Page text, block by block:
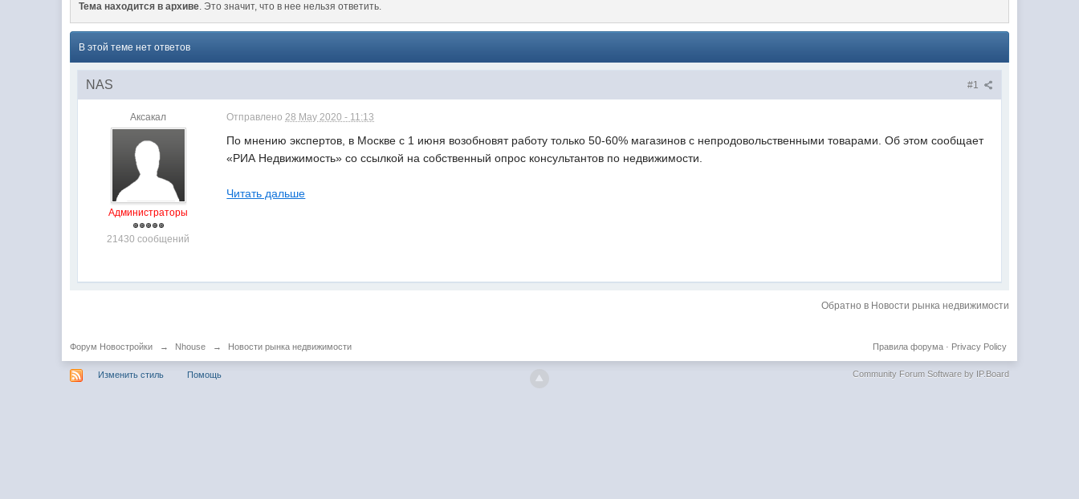
Тема находится в архиве. Это значит, что в нее нельзя ответить.
В этой теме нет ответов
#1
NAS
Аксакал
Администраторы
21430 сообщений
Отправлено28 May 2020 - 11:13
По мнению экспертов, в Москве с 1 июня возобновят работу только 50-60% магазинов с непродовольственными товарами. Об этом сообщает
«РИА Недвижимость» со ссылкой на собственный опрос консультантов по недвижимости.
Читать дальше
Обратно в Новости рынка недвижимости
Форум Новостройки → Nhouse → Новости рынка недвижимости Privacy Policy
Правила форума·
Изменить стиль Помощь Community Forum Software by IP.Board